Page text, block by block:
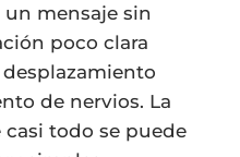
mensaje sin
poco clara
de nervios. La
todo se puede